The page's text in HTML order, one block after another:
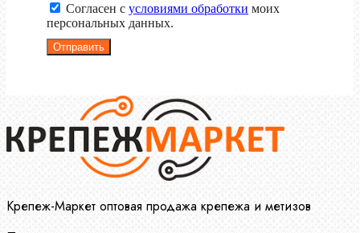
Согласен с условиями обработки моих
персональных данных.
Отправить
Крепеж-Маркет оптовая продажа крепежа и метизов